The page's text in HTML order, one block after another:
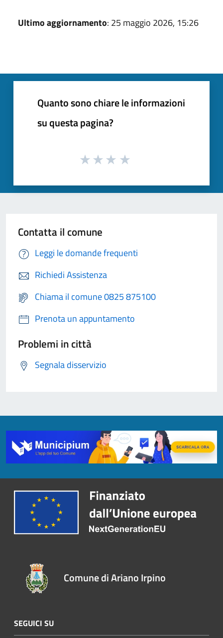
Ultimo aggiornamento: 25 maggio 2026, 15:26
Quanto sono chiare le informazioni
su questa pagina?
Contatta il comune
Leggi le domande frequenti
Richiedi Assistenza
Chiama il comune 0825 875100
Prenota un appuntamento
Problemi in città
Segnala disservizio
Comune di Ariano Irpino
SEGUICI SU